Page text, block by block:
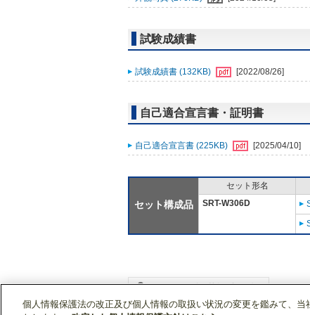
試験成績書
試験成績書 (132KB) [2022/08/26]
自己適合宣言書・証明書
自己適合宣言書 (225KB) [2025/04/10]
セット構成品
セット形名
SRT-W306D
個人情報保護法の改正及び個人情報の取扱い状況の変更を鑑みて、